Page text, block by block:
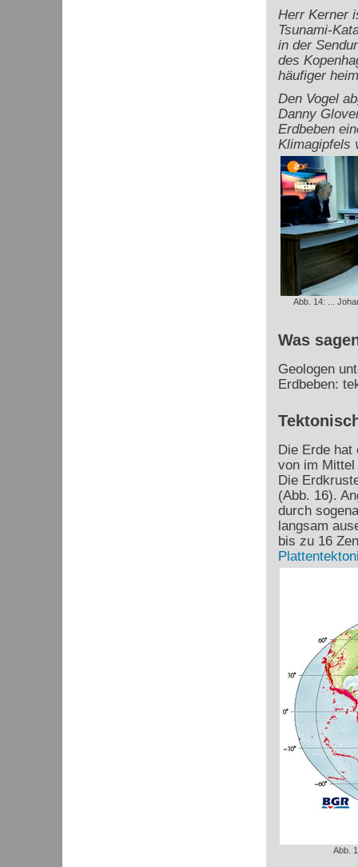
Herr Kerner
Tsunami-
in der
des
häufiger
Den Vogel
Danny
Erdbeben
Klimagipfels
Abb. 14: ...
Was
Geologen
Erdbeben:
Die Erde hat
von im Mittel
Die
(Abb. 16).
durch
langsam
bis zu 16
Abb.